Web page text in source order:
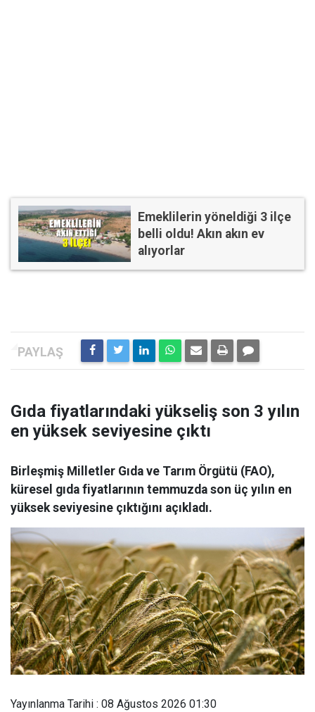
Emeklilerin yöneldiği 3 ilçe
belli oldu! Akın akın ev
alıyorlar
Gıda fiyatlarındaki yükseliş son 3 yılın
en yüksek seviyesine çıktı
Birleşmiş Milletler Gıda ve Tarım Örgütü (FAO),
küresel gıda fiyatlarının temmuzda son üç yılın en
yüksek seviyesine çıktığını açıkladı.
Yayınlanma Tarihi : 08 Ağustos 2026 01:30